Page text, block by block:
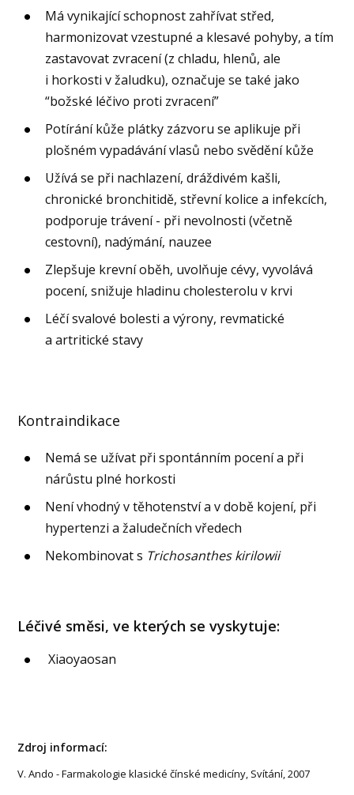
Má vynikající schopnost zahřívat střed,
harmonizovat vzestupné a klesavé pohyby, a tím
zastavovat zvracení (z chladu, hlenů, ale
i horkosti v žaludku), označuje se také jako
“božské léčivo proti zvracení”
Potírání kůže plátky zázvoru se aplikuje při
plošném vypadávání vlasů nebo svědění kůže
Užívá se při nachlazení, dráždivém kašli,
chronické bronchitidě, střevní kolice a infekcích,
podporuje trávení - při nevolnosti (včetně
cestovní), nadýmání, nauzee
Zlepšuje krevní oběh, uvolňuje cévy, vyvolává
pocení, snižuje hladinu cholesterolu v krvi
Léčí svalové bolesti a výrony, revmatické
a artritické stavy
Kontraindikace
Nemá se užívat při spontánním pocení a při
nárůstu plné horkosti
Není vhodný v těhotenství a v době kojení, při
hypertenzi a žaludečních vředech
Nekombinovat s Trichosanthes kirilowii
Léčivé směsi, ve kterých se vyskytuje:
Xiaoyaosan
Zdroj informací:
V. Ando - Farmakologie klasické čínské medicíny, Svítání, 2007